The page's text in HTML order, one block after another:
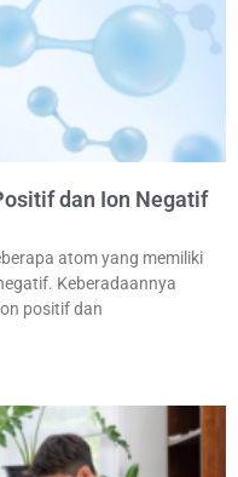
dan Ion Negatif
atom yang memiliki
Keberadaannya
positif dan